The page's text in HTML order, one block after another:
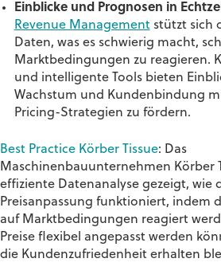
Einblicke und Prognosen in
Revenue Managementstützt sich
Daten, was es schwierig macht,
Marktbedingungen zu reagieren.
und intelligente Tools bieten
Wachstum und Kundenbindung
Pricing-Strategien zu fördern.
Best Practice Körber Tissue: Das
Maschinenbauunternehmen Körber
effiziente Datenanalyse gezeigt, wie
Preisanpassung funktioniert, indem
auf Marktbedingungen reagiert
Preise flexibel angepasst werden
die Kundenzufriedenheit erhalten